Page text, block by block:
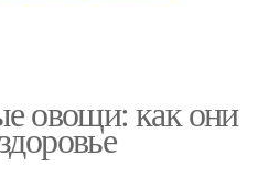
овощи: как они